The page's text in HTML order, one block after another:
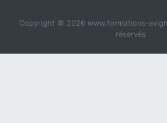
Copyright © 2026 www.formations-
réservés